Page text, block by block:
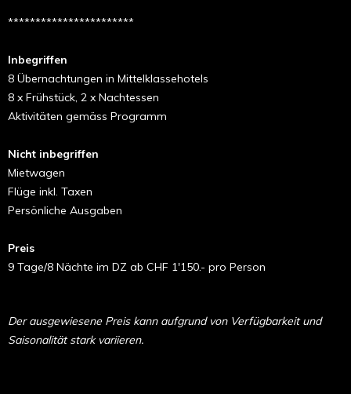
***********************
Inbegriffen
8 Übernachtungen in Mittelklassehotels
8 x Frühstück, 2 x Nachtessen
Aktivitäten gemäss Programm
Nicht inbegriffen
Mietwagen
Flüge inkl. Taxen
Persönliche Ausgaben
Preis
9 Tage/8 Nächte im DZ ab CHF 1'150.- pro Person
Der ausgewiesene Preis kann aufgrund von Verfügbarkeit und
Saisonalität stark variieren.